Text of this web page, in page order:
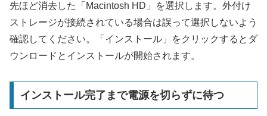
先ほど消去した「Macintosh HD」を選択します。外付け
ストレージが接続されている場合は誤って選択しないよう
確認してください。「インストール」をクリックするとダ
ウンロードとインストールが開始されます。
インストール完了まで電源を切らずに待つ